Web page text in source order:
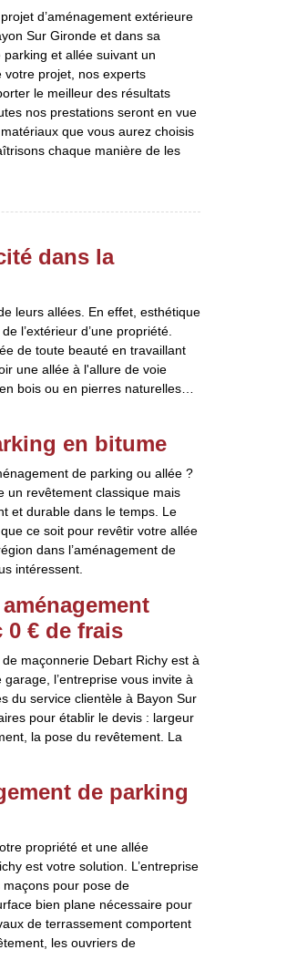
d’aménagement extérieure
Sur Gironde et dans sa
et allée suivant un
votre projet, nos experts
le meilleur des résultats
nos prestations seront en vue
que vous aurez choisis
chaque manière de les
dans la
leurs allées. En effet, esthétique
l’extérieur d’une propriété.
de toute beauté en travaillant
une allée à l'allure de voie
bois ou en pierres naturelles…
en bitume
de parking ou allée ?
un revêtement classique mais
et durable dans le temps. Le
ce soit pour revêtir votre allée
dans l’aménagement de
intéressent.
0 € de frais
maçonnerie Debart Richy est à
l’entreprise vous invite à
du service clientèle à Bayon Sur
pour établir le devis : largeur
la pose du revêtement. La
de parking
propriété et une allée
est votre solution. L’entreprise
pour pose de
bien plane nécessaire pour
de terrassement comportent
les ouvriers de